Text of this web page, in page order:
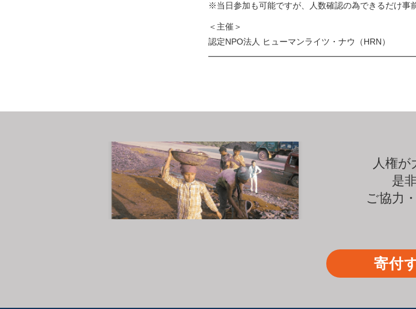
※当日参加も可能ですが、人数確認の為できるだけ事
＜主催＞
認定NPO法人 ヒューマンライツ・ナウ（HRN）
人権が
是
ご協力
寄付